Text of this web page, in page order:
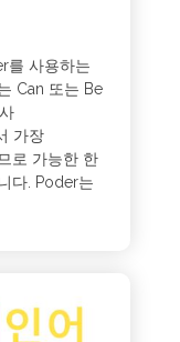
를 사용하는
Can 또는 Be
가장
로 가능한 한
다. Poder는